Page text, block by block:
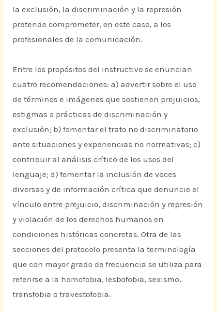
la exclusión, la discriminación y la represión
pretende comprometer, en este caso, a los
profesionales de la comunicación.
Entre los propósitos del instructivo se enuncian
cuatro recomendaciones: a) advertir sobre el uso
de términos e imágenes que sostienen prejuicios,
estigmas o prácticas de discriminación y
exclusión; b) fomentar el trato no discriminatorio
ante situaciones y experiencias no normativas; c)
contribuir al análisis crítico de los usos del
lenguaje; d) fomentar la inclusión de voces
diversas y de información crítica que denuncie el
vínculo entre prejuicio, discriminación y represión
y violación de los derechos humanos en
condiciones históricas concretas. Otra de las
secciones del protocolo presenta la terminología
que con mayor grado de frecuencia se utiliza para
referirse a la homofobia, lesbofobia, sexismo,
transfobia o travestofobia.